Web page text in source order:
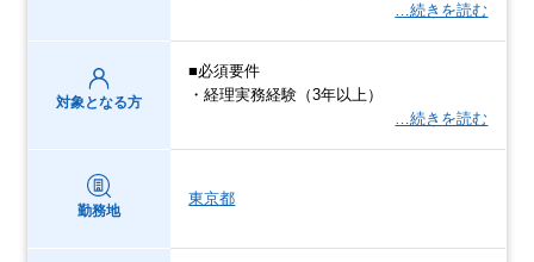
…続きを読む
対象となる方
■必須要件
・経理実務経験（3年以上）
…続きを読む
勤務地
東京都